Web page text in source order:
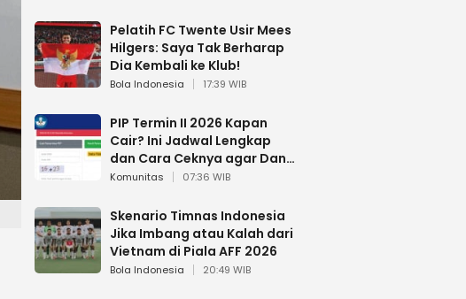
Pelatih FC Twente Usir Mees
Hilgers: Saya Tak Berharap
Dia Kembali ke Klub!
Bola Indonesia 17:39 WIB
PIP Termin II 2026 Kapan
Cair? Ini Jadwal Lengkap
dan Cara Ceknya agar Dana
Tidak Hangus!
Komunitas 07:36 WIB
Skenario Timnas Indonesia
Jika Imbang atau Kalah dari
Vietnam di Piala AFF 2026
Bola Indonesia 20:49 WIB